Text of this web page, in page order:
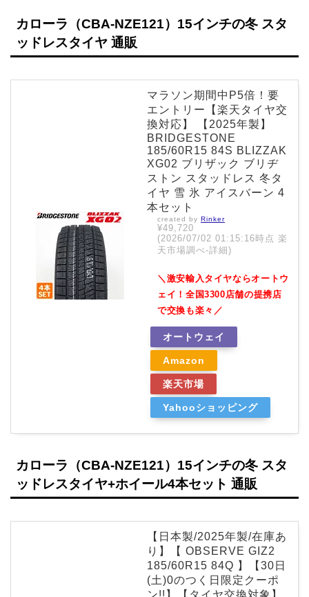
カローラ（CBA-NZE121）15インチの冬 スタ
ッドレスタイヤ 通販
マラソン期間中P5倍！要
エントリー【楽天タイヤ交
換対応】 【2025年製】
BRIDGESTONE
185/60R15 84S BLIZZAK
XG02 ブリザック ブリヂ
ストン スタッドレス 冬タ
イヤ 雪 氷 アイスバーン 4
本セット
created by Rinker
¥49,720
(2026/07/02 01:15:16時点 楽
天市場調べ-詳細)
＼激安輸入タイヤならオートウ
ェイ！全国3300店舗の提携店
で交換も楽々／
オートウェイ
Amazon
楽天市場
Yahooショッピング
カローラ（CBA-NZE121）15インチの冬 スタ
ッドレスタイヤ+ホイール4本セット 通販
【日本製/2025年製/在庫あ
り】【 OBSERVE GIZ2
185/60R15 84Q 】【30日
(土)0のつく日限定クーポ
ン!!】【タイヤ交換対象】